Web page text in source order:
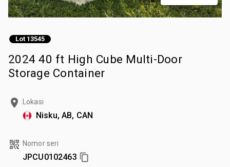
Lot 13545
2024 40 ft High Cube Multi-Door
Storage Container
Lokasi
Nisku, AB, CAN
Nomor seri
JPCU0102463